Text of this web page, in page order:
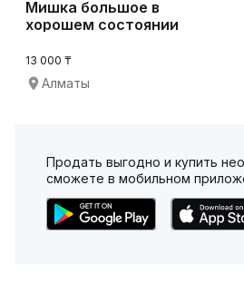
Мишка большое в
хорошем состоянии
13 000 ₸
Алматы
Продать выгодно и купить
сможете в мобильном